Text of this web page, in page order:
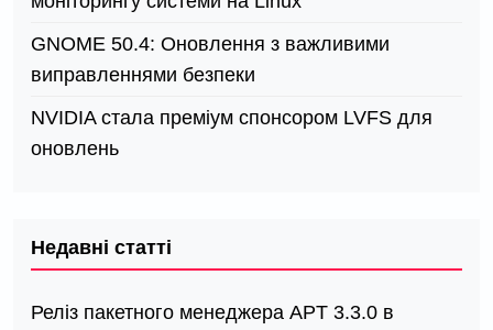
GNOME 50.4: Оновлення з важливими
виправленнями безпеки
NVIDIA стала преміум спонсором LVFS для
оновлень
Недавні статті
Реліз пакетного менеджера APT 3.3.0 в